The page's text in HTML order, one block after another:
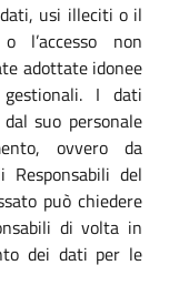
usi illeciti o il
l’accesso non
adottate idonee
I dati
suo personale
ovvero da
Responsabili del
può chiedere
di volta in
dei dati per le